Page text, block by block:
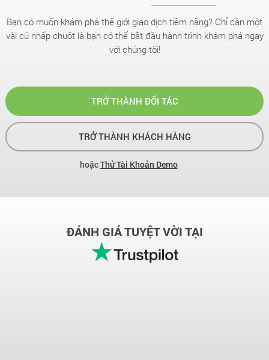
Bạn có muốn khám phá thế giới giao dịch tiềm năng? Chỉ cần một
vài cú nhấp chuột là bạn có thể bắt đầu hành trình khám phá ngay
với chúng tôi!
TRỞ THÀNH ĐỐI TÁC
TRỞ THÀNH KHÁCH HÀNG
hoặcThử Tài Khoản Demo
ĐÁNH GIÁ TUYỆT VỜI TẠI